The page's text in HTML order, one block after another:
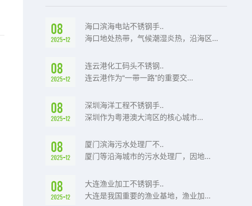
08
2025-12
海口滨海电站不锈钢手..
海口地处热带，气候潮湿炎热，沿海区...
08
2025-12
连云港化工码头不锈钢..
连云港作为“一带一路”的重要交...
08
2025-12
深圳海洋工程不锈钢手..
深圳作为粤港澳大湾区的核心城市...
08
2025-12
厦门滨海污水处理厂不..
厦门等沿海城市的污水处理厂，因地...
08
2025-12
大连渔业加工不锈钢手..
大连是我国重要的渔业基地，渔业加...